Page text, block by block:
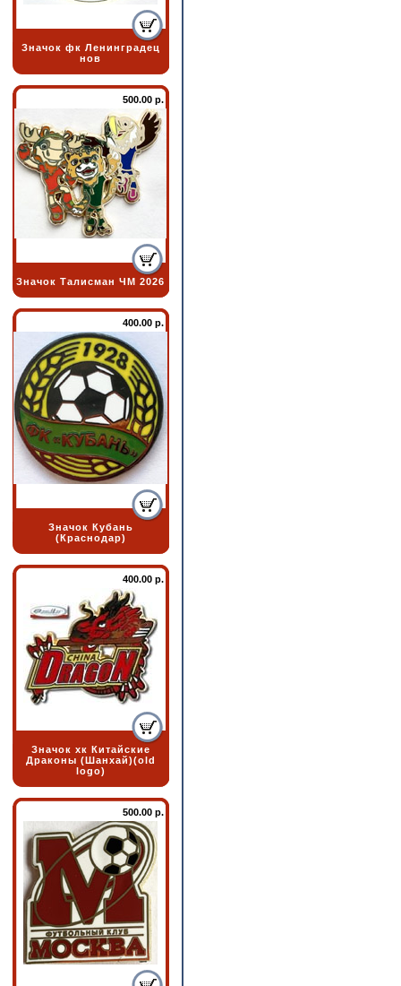
Значок фк Ленинградец
нов
500.00 р.
Значок Талисман ЧМ 2026
400.00 р.
Значок Кубань
(Краснодар)
400.00 р.
Значок хк Китайские
Драконы (Шанхай)(old
logo)
500.00 р.